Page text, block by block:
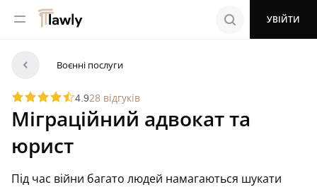
menu search УВІЙТИ
arrowleft Воєнні послуги
starstarstarstarstarhalf4.928 відгуків
Міграційний адвокат та
юрист
Під час війни багато людей намагаються шукати